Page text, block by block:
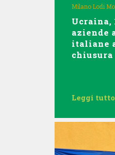
Milano Lodi
Ucraina,
aziende
italiane
chiusura
Leggi tutto